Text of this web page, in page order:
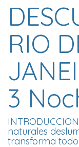
RIO
3
naturales
transforma